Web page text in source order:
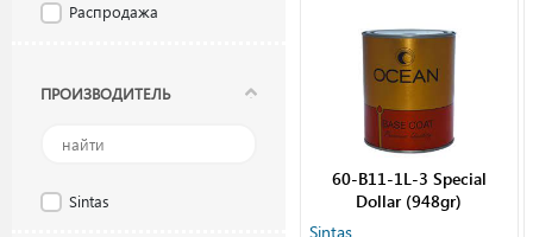
Распродажа
ПРОИЗВОДИТЕЛЬ
Sintas
60-B11-1L-3 Special
Dollar (948gr)
Sintas